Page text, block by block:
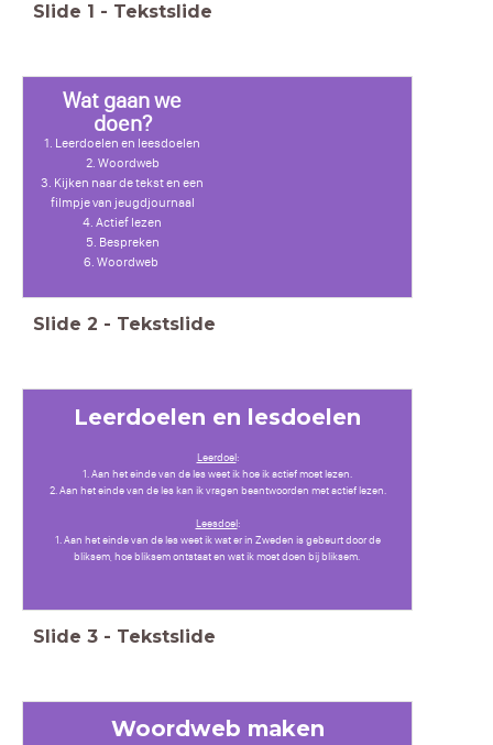
Slide 1 - Tekstslide
Wat gaan we
doen?
1. Leerdoelen en leesdoelen
2. Woordweb
3. Kijken naar de tekst en een
filmpje van jeugdjournaal
4. Actief lezen
5. Bespreken
6. Woordweb
Slide 2 - Tekstslide
Leerdoelen en lesdoelen
Leerdoel:
1. Aan het einde van de les weet ik hoe ik actief moet lezen.
2. Aan het einde van de les kan ik vragen beantwoorden met actief lezen.
Leesdoel:
1. Aan het einde van de les weet ik wat er in Zweden is gebeurt door de
bliksem, hoe bliksem ontstaat en wat ik moet doen bij bliksem.
Slide 3 - Tekstslide
Woordweb maken